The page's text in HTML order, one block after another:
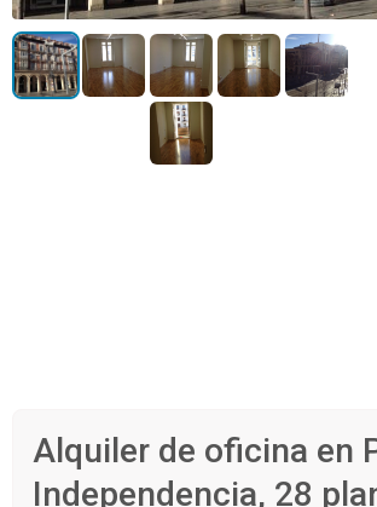
Alquiler de oficina en
Independencia, 28